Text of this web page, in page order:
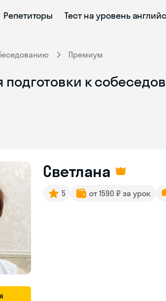
Репетиторы Тест на уровень
Премиум
к
Светлана
5 от 1590 ₽ за урок